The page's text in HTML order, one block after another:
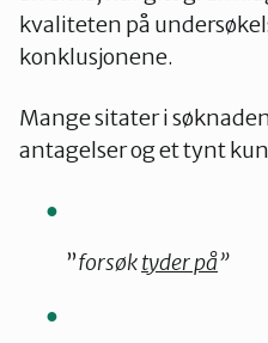
kvaliteten på
konklusjonene.
Mange sitater i
antagelser og et tynt
”forsøktyder på”